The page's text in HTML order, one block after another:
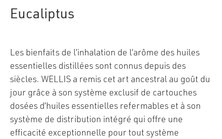
Eucaliptus
Les bienfaits de l’inhalation de l’arôme des huiles
essentielles distillées sont connus depuis des
siècles. WELLIS a remis cet art ancestral au goût du
jour grâce à son système exclusif de cartouches
dosées d’huiles essentielles refermables et à son
système de distribution intégré qui offre une
efficacité exceptionnelle pour tout système